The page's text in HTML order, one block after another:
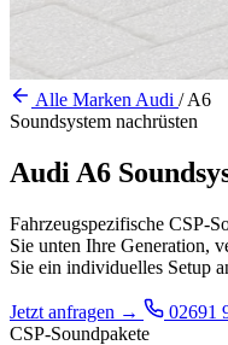
Alle Marken Audi / A6
Soundsystem nachrüsten
Audi A6
Fahrzeugspezifische CSP-
Sie unten Ihre Generation,
Sie ein individuelles Setup
Jetzt anfragen →
02691
CSP-Soundpakete